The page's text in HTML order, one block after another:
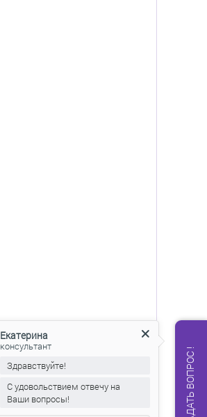
ЗАДАТЬ ВОПРОС !
Екатерина
консультант
Здравствуйте!
С удовольствием отвечу на
Ваши вопросы!